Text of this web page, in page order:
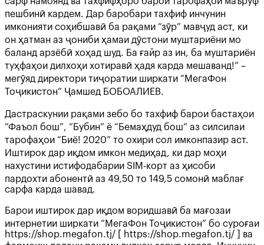
пешбинӣ кардем. Дар баробари тахфиф инчунин
имконияти соҳибшавӣ ба рақами “зӯр” мавҷуд аст, ки
он ҳатман аз ҷониби ҳамаи дӯстони муштариёни мо
баланд арзёбӣ хоҳад шуд. Ба ғайр аз ин, ба муштариён
туҳфаҳои дилхоҳи хотиравӣ ҳадя карда мешаванд!” –
мегӯяд директори тиҷоратии ширкати “МегаФон
Тоҷикистон” Ҷамшед БОБОАЛИЕВ.
Дастраскунии рақами зебо бо тахфиф барои бастаҳои
“Фаъол бош”, “Бубин” ё “Бемаҳдуд бош” аз силсилаи
тарофаҳои “Биё! 2020” то охири сол имконпазир аст.
Иштирок дар иқдом имкон медиҳад, ки дар моҳи
нахустини истифодабарии SIM-корт аз ҳисоби
пардохти абонентӣ аз 49,50 то 149,5 сомонӣ маблағ
сарфа карда шавад.
Барои иштирок дар иқдом воридшавӣ ба мағозаи
интернетии ширкати “МегаФон Тоҷикистон” бо суроғаи
https://shop.megafon.tj/ [ https://shop.megafon.tj/ ] ва